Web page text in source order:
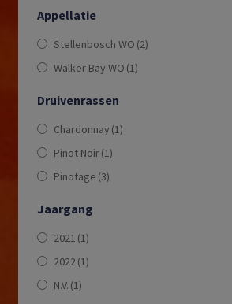
Appellatie
Stellenbosch WO (2)
Walker Bay WO (1)
Druivenrassen
Chardonnay (1)
Pinot Noir(1)
Pinotage (3)
Jaargang
2021 (1)
2022 (1)
N.V. (1)